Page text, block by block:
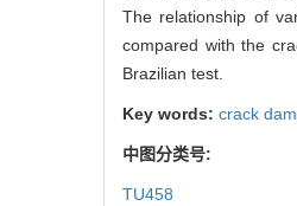
The relationship of
compared with the
Brazilian test.
Key words: crack
中图分类号:
TU458